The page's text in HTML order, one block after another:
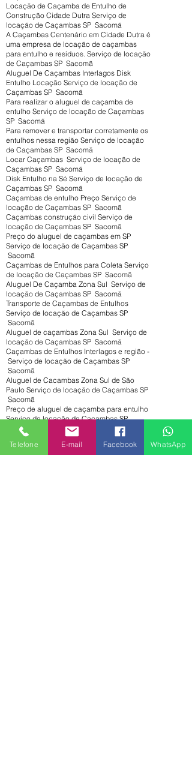
Locação de Caçamba de Entulho de
Construção Cidade Dutra Serviço de
locação de Caçambas SP Sacomã
A Caçambas Centenário em Cidade Dutra é
uma empresa de locação de caçambas
para entulho e resíduos. Serviço de locação
de Caçambas SP Sacomã
Aluguel De Caçambas Interlagos Disk
Entulho Locação Serviço de locação de
Caçambas SP Sacomã
Para realizar o aluguel de caçamba de
entulho Serviço de locação de Caçambas
SP Sacomã
Para remover e transportar corretamente os
entulhos nessa região Serviço de locação
de Caçambas SP Sacomã
Locar Caçambas Serviço de locação de
Caçambas SP Sacomã
Disk Entulho na Sé Serviço de locação de
Caçambas SP Sacomã
Caçambas de entulho Preço Serviço de
locação de Caçambas SP Sacomã
Caçambas construção civil Serviço de
locação de Caçambas SP Sacomã
Preço do aluguel de caçambas em SP
Serviço de locação de Caçambas SP
Sacomã
Caçambas de Entulhos para Coleta Serviço
de locação de Caçambas SP Sacomã
Aluguel De Caçamba Zona Sul Serviço de
locação de Caçambas SP Sacomã
Transporte de Caçambas de Entulhos
Serviço de locação de Caçambas SP
Sacomã
Aluguel de caçambas Zona Sul Serviço de
locação de Caçambas SP Sacomã
Caçambas de Entulhos Interlagos e região -
Serviço de locação de Caçambas SP
Sacomã
Aluguel de Cacambas Zona Sul de São
Paulo Serviço de locação de Caçambas SP
Sacomã
Preço de aluguel de caçamba para entulho
Serviço de locação de Caçambas SP
Sacomã
Aluguel de Caçambas em São Paulo Serviço
de locação de Caçambas SP Sacomã
Caçambas, Aluguel e Locação de
Telefone E-mail Facebook WhatsApp